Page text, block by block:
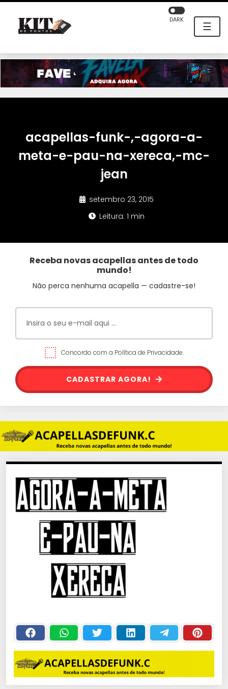
☰
DARK
acapellas-funk-,-agora-a-
meta-e-pau-na-xereca,-mc-
jean
setembro 23, 2015
Leitura: 1 min
Receba novas acapellas antes de todo
mundo!
Não perca nenhuma acapella — cadastre-se!
Concordo com a Política de Privacidade.
CADASTRAR AGORA!